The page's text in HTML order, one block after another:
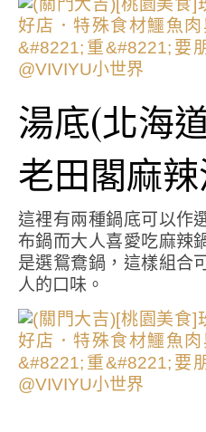
湯底(北海
老田閣麻
這裡有兩種鍋底可以作
布鍋而大人喜愛吃麻辣
是選鴛鴦鍋，這樣組合
人的口味。